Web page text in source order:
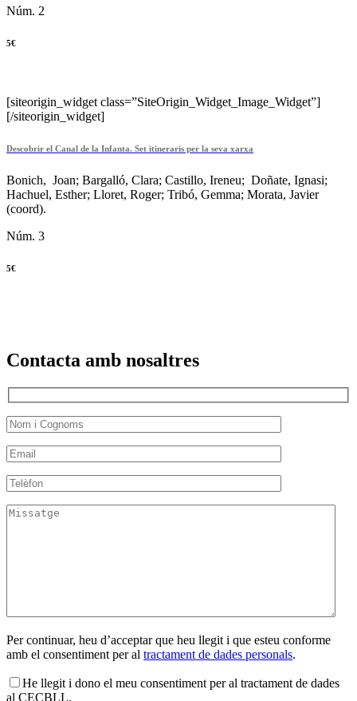
Núm. 2
5€
[siteorigin_widget class=”SiteOrigin_Widget_Image_Widget”]
[/siteorigin_widget]
Descobrir el Canal de la Infanta. Set itineraris per la seva xarxa
Bonich, Joan; Bargalló, Clara; Castillo, Ireneu; Doñate, Ignasi;
Hachuel, Esther; Lloret, Roger; Tribó, Gemma; Morata, Javier
(coord).
Núm. 3
5€
Contacta amb nosaltres
Per continuar, heu d’acceptar que heu llegit i que esteu conforme
amb el consentiment per al tractament de dades personals.
He llegit i dono el meu consentiment per al tractament de dades
al CECBLL.